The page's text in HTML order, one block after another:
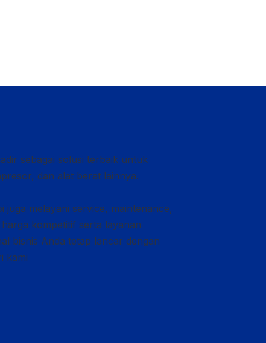
sebagai solusi terbaik untuk
dan alat berat lainnya.
juga melayani service, maintenance,
kompetitif serta layanan
bisnis Anda tetap lancar dengan
kami